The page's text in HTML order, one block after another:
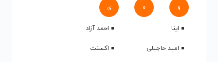
و ه ی
اینا
احمد آزاد
امید حاجیلی
اکسنت